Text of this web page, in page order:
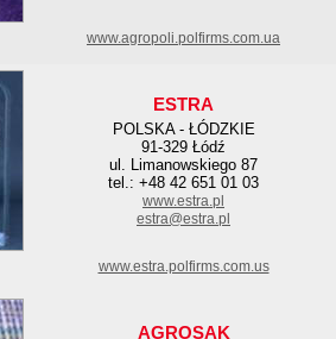
www.agropoli.polfirms.com.ua
ESTRA
POLSKA - ŁÓDZKIE
91-329 Łódź
ul. Limanowskiego 87
tel.: +48 42 651 01 03
www.estra.pl
estra@estra.pl
www.estra.polfirms.com.us
AGROSAK